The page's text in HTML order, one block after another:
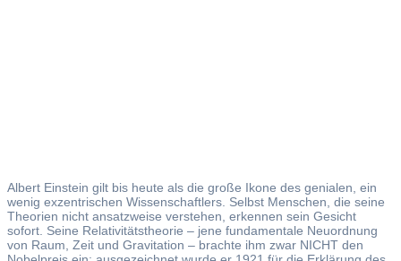
Albert Einstein gilt bis heute als die große Ikone des genialen, ein
wenig exzentrischen Wissenschaftlers. Selbst Menschen, die seine
Theorien nicht ansatzweise verstehen, erkennen sein Gesicht
sofort. Seine Relativitätstheorie – jene fundamentale Neuordnung
von Raum, Zeit und Gravitation – brachte ihm zwar NICHT den